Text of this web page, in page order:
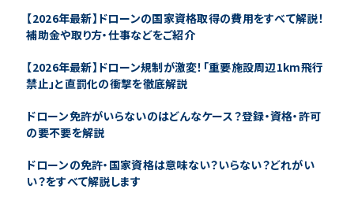
【2026年最新】ドローンの国家資格取得の費用をすべて解説！
補助金や取り方・仕事などをご紹介
【2026年最新】ドローン規制が激変！「重要施設周辺1km飛行
禁止」と直罰化の衝撃を徹底解説
ドローン免許がいらないのはどんなケース？登録・資格・許可
の要不要を解説
ドローンの免許・国家資格は意味ない？いらない？どれがい
い？をすべて解説します